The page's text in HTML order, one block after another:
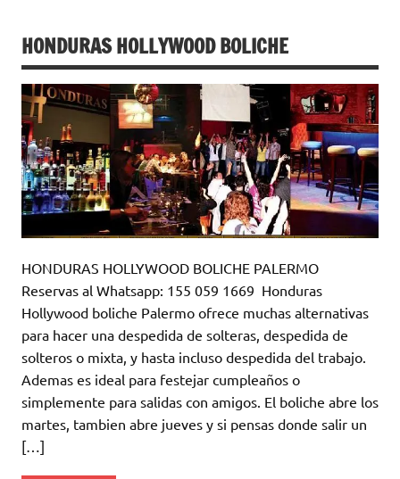
HONDURAS HOLLYWOOD BOLICHE
HONDURAS HOLLYWOOD BOLICHE PALERMO
Reservas al Whatsapp: 155 059 1669 Honduras
Hollywood boliche Palermo ofrece muchas alternativas
para hacer una despedida de solteras, despedida de
solteros o mixta, y hasta incluso despedida del trabajo.
Ademas es ideal para festejar cumpleaños o
simplemente para salidas con amigos. El boliche abre los
martes, tambien abre jueves y si pensas donde salir un
[…]